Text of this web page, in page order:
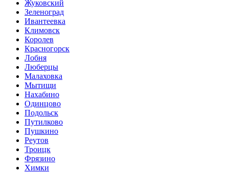
Жуковский
Зеленоград
Ивантеевка
Климовск
Королев
Красногорск
Лобня
Люберцы
Малаховка
Мытищи
Нахабино
Одинцово
Подольск
Путилково
Пушкино
Реутов
Троицк
Фрязино
Химки